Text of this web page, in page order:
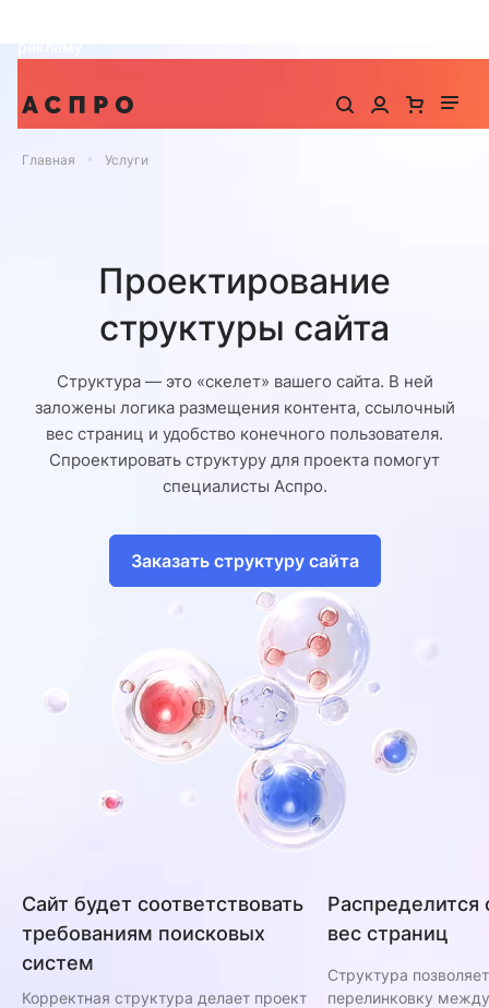
Главная Услуги
Проектирование
структуры сайта
Структура — это «скелет» вашего сайта. В ней
заложены логика размещения контента, ссылочный
вес страниц и удобство конечного пользователя.
Спроектировать структуру для проекта помогут
специалисты Аспро.
Заказать структуру сайта
Сайт будет соответствовать
требованиям поисковых
систем
Корректная структура делает проект
вес страниц
Структура
перелинковку